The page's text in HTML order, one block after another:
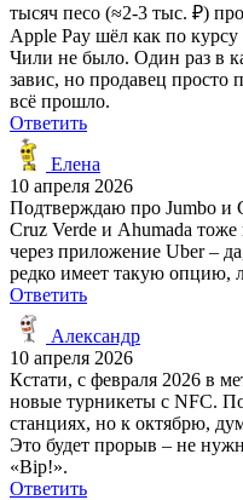
тысяч песо (≈2-3 тыс. ₽)
Apple Pay шёл как по
Чили не было. Один раз в
завис, но продавец просто
всё прошло.
Ответить
Елена
10 апреля 2026
Подтверждаю про Jumbo и
Cruz Verde и Ahumada
через приложение Uber –
редко имеет такую опцию,
Ответить
Александр
10 апреля 2026
Кстати, с февраля 2026 в
новые турникеты с NFC.
станциях, но к октябрю,
Это будет прорыв – не
«Bip!».
Ответить